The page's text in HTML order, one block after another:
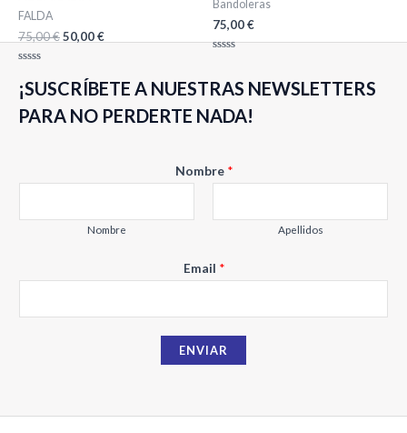
FALDA
75,00€50,00€
con
0
5
Bandoleras
75,00€
0
de
¡SUSCRÍBETE A NUESTRAS NEWSLETTERS
PARA NO PERDERTE NADA!
Nombre *
Nombre Apellidos
m
l
m
Email *
ENVIAR